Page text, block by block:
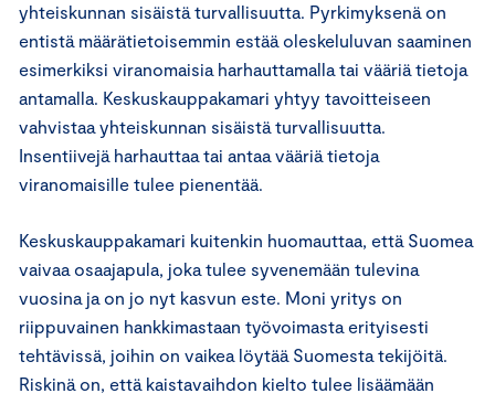
yhteiskunnan sisäistä turvallisuutta. Pyrkimyksenä on
entistä määrätietoisemmin estää oleskeluluvan saaminen
esimerkiksi viranomaisia harhauttamalla tai vääriä tietoja
antamalla. Keskuskauppakamari yhtyy tavoitteiseen
vahvistaa yhteiskunnan sisäistä turvallisuutta.
Insentiivejä harhauttaa tai antaa vääriä tietoja
viranomaisille tulee pienentää.
Keskuskauppakamari kuitenkin huomauttaa, että Suomea
vaivaa osaajapula, joka tulee syvenemään tulevina
vuosina ja on jo nyt kasvun este. Moni yritys on
riippuvainen hankkimastaan työvoimasta erityisesti
tehtävissä, joihin on vaikea löytää Suomesta tekijöitä.
Riskinä on, että kaistavaihdon kielto tulee lisäämään